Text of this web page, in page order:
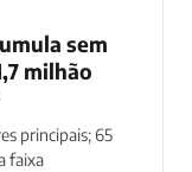
sem
milhão
principais; 65
faixa